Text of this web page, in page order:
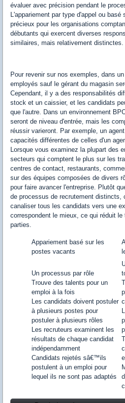
évaluer avec précision pendant le
L'appariement par type d'appel ou
précieux pour les organisations
débutants qui exercent diverses
similaires, mais relativement distinctes.
Pour revenir sur nos exemples, dans
employés sauf le gérant du magasin
Cependant, il y a des responsabilités
stock et un caissier, et les candidats
que l'autre. Dans un environnement
seront de niveau d'entrée, mais les
réussir varieront. Par exemple, un
capacités différentes de celles d'un
Lorsque vous examinez la plupart des
secteurs qui comptent le plus sur les
centres de contact, restaurants,
sur des équipes composées de divers
pour faire avancer l'entreprise. Plutôt
de processus de recrutement distincts,
canaliser tous les candidats vers une
correspondent le mieux, ce qui réduit
parties.
Appariement basé sur les
postes vacants
Un processus par rôle
Trouve des talents pour un
emploi à la fois
Les candidats doivent postuler
à plusieurs postes pour
postuler à plusieurs rôles
Les recruteurs examinent les
résultats de chaque candidat
indépendamment
Candidats rejetés sâ€™ils
postulent à un emploi pour
lequel ils ne sont pas adaptés